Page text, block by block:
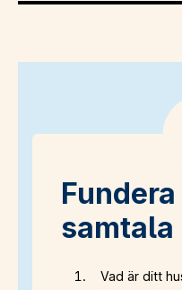
samtala
Vad är ditt